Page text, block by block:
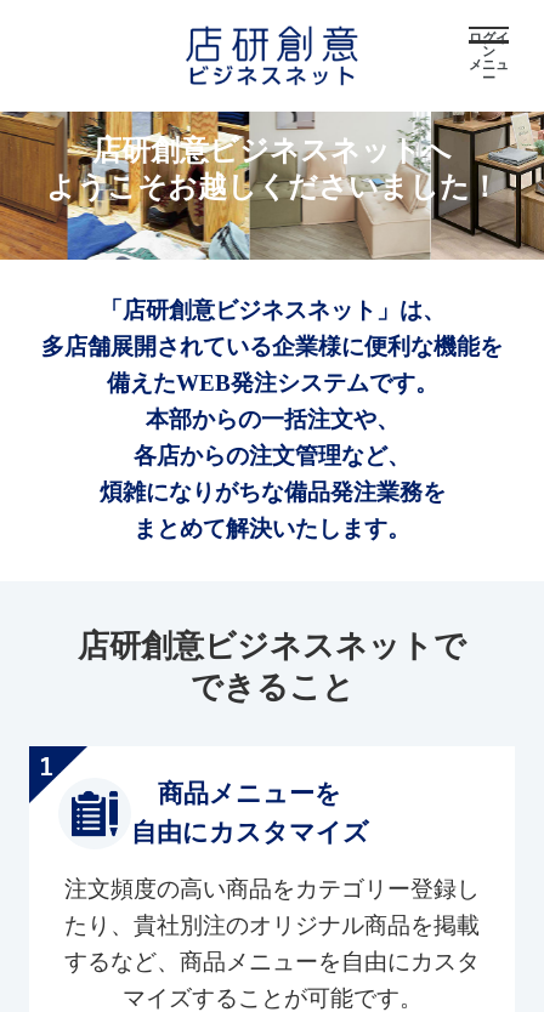
ログイ
ン
メニュ
ー
店研創意ビジネスネットへ
ようこそお越しくださいました！
「店研創意ビジネスネット」は、
多店舗展開されている企業様に便利な機能を
備えたWEB発注システムです。
本部からの一括注文や、
各店からの注文管理など、
煩雑になりがちな備品発注業務を
まとめて解決いたします。
店研創意ビジネスネットで
できること
商品メニューを
自由にカスタマイズ
注文頻度の高い商品をカテゴリー登録し
たり、貴社別注のオリジナル商品を掲載
するなど、商品メニューを自由にカスタ
マイズすることが可能です。